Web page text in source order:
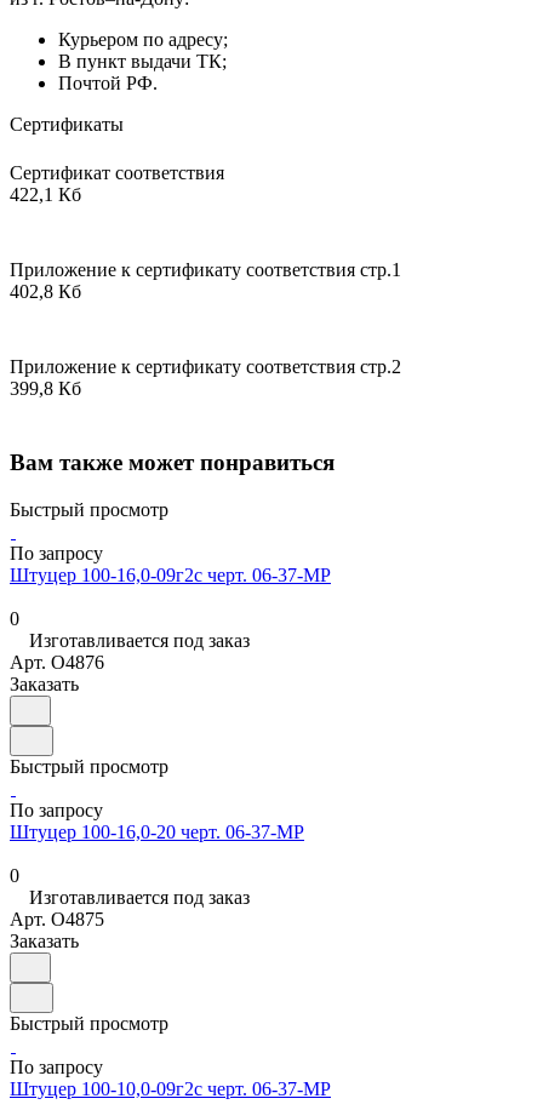
Курьером по адресу;
В пункт выдачи ТК;
Почтой РФ.
Сертификаты
Сертификат соответствия
422,1 Кб
Приложение к сертификату соответствия стр.1
402,8 Кб
Приложение к сертификату соответствия стр.2
399,8 Кб
Вам также может понравиться
Быстрый просмотр
По запросу
Штуцер 100-16,0-09г2с черт. 06-37-МР
0
Изготавливается под заказ
Арт. O4876
Заказать
Быстрый просмотр
По запросу
Штуцер 100-16,0-20 черт. 06-37-МР
0
Изготавливается под заказ
Арт. O4875
Заказать
Быстрый просмотр
По запросу
Штуцер 100-10,0-09г2с черт. 06-37-МР